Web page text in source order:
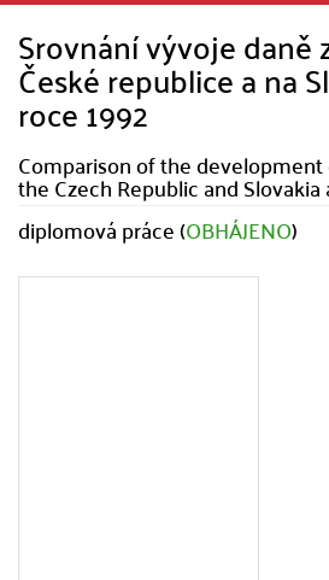
Srovnání vývoje daně
České republice a na
roce 1992
Comparison of the
the Czech Republic and
diplomová práce (OBHÁJENO)